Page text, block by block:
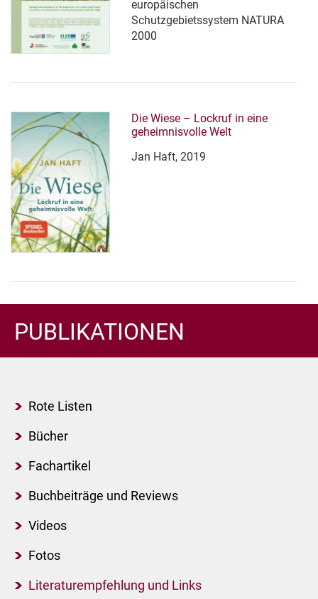
europäischen
Schutzgebietssystem NATURA
2000
Die Wiese – Lockruf in eine
geheimnisvolle Welt
Jan Haft, 2019
PUBLIKATIONEN
Rote Listen
Bücher
Fachartikel
Buchbeiträge und Reviews
Videos
Fotos
Literaturempfehlung und Links